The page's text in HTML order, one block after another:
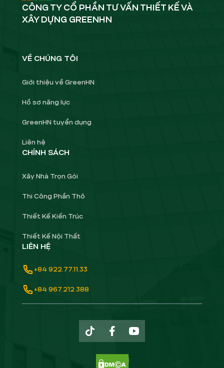
CÔNG TY CỔ PHẦN TƯ VẤN THIẾT KẾ VÀ
XÂY DỰNG GREENHN
VỀ CHÚNG TÔI
Giới thiệu về GreenHN
Hồ sơ năng lực
GreenHN tuyển dụng
Liên hệ
CHÍNH SÁCH
Xây Nhà Trọn Gói
Thi Công Phần Thô
Thiết Kế Kiến Trúc
Thiết Kế Nội Thất
LIÊN HỆ
+84 922.77.11.33
+84 967.212.388